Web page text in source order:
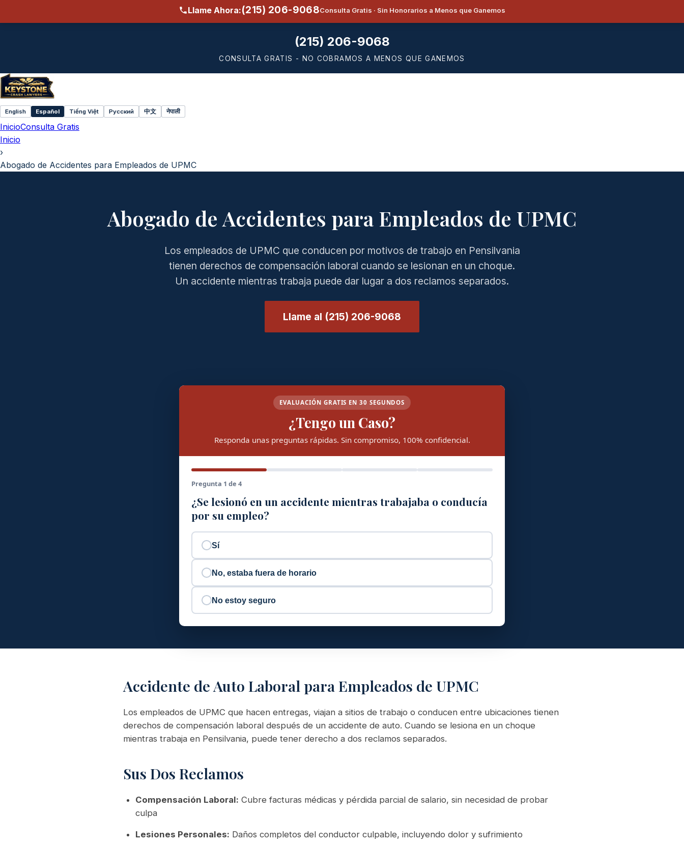
Llame Ahora:(215) 206-9068Consulta Gratis · Sin Honorarios a Menos que Ganemos
(215) 206-9068
CONSULTA GRATIS - NO COBRAMOS A MENOS QUE GANEMOS
Select
language
English Español Tiếng Việt Русский 中文 नेपाली
InicioConsulta Gratis
Inicio
›
Abogado de Accidentes para Empleados de UPMC
Abogado de Accidentes para Empleados de UPMC
Los empleados de UPMC que conducen por motivos de trabajo en Pensilvania
tienen derechos de compensación laboral cuando se lesionan en un choque.
Un accidente mientras trabaja puede dar lugar a dos reclamos separados.
Llame al (215) 206-9068
EVALUACIÓN GRATIS EN 30 SEGUNDOS
¿Tengo un Caso?
Responda unas preguntas rápidas. Sin compromiso, 100% confidencial.
Pregunta 1 de 4
¿Se lesionó en un accidente mientras trabajaba o conducía
por su empleo?
Sí
No, estaba fuera de horario
No estoy seguro
Accidente de Auto Laboral para Empleados de UPMC
Los empleados de UPMC que hacen entregas, viajan a sitios de trabajo o conducen entre ubicaciones tienen
derechos de compensación laboral después de un accidente de auto. Cuando se lesiona en un choque
mientras trabaja en Pensilvania, puede tener derecho a dos reclamos separados.
Sus Dos Reclamos
Compensación Laboral: Cubre facturas médicas y pérdida parcial de salario, sin necesidad de probar
culpa
Lesiones Personales: Daños completos del conductor culpable, incluyendo dolor y sufrimiento